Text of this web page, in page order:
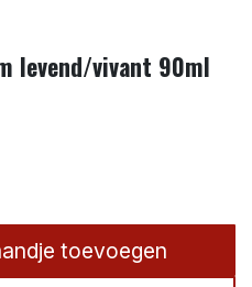
levend/vivant 90ml
toevoegen